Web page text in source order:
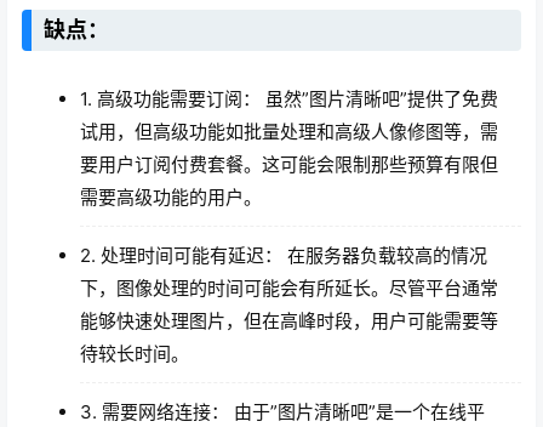
缺点：
1. 高级功能需要订阅： 虽然”图片清晰吧”提供了免费
试用，但高级功能如批量处理和高级人像修图等，需
要用户订阅付费套餐。这可能会限制那些预算有限但
需要高级功能的用户。
2. 处理时间可能有延迟： 在服务器负载较高的情况
下，图像处理的时间可能会有所延长。尽管平台通常
能够快速处理图片，但在高峰时段，用户可能需要等
待较长时间。
3. 需要网络连接： 由于”图片清晰吧”是一个在线平